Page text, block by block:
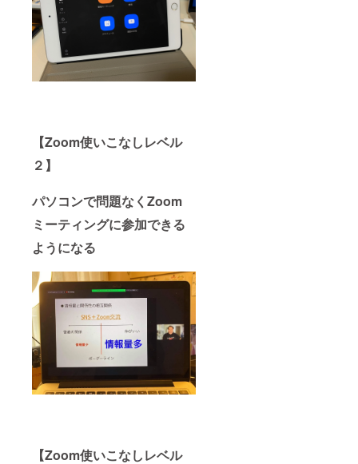
【Zoom使いこなしレベル
２】
パソコンで問題なくZoom
ミーティングに参加できる
ようになる
【Zoom使いこなしレベル